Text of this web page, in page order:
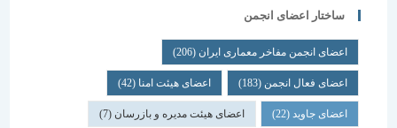
ساختار اعضای انجمن
اعضای انجمن مفاخر معماری ایران (206)
اعضای فعال انجمن(183) اعضای هیئت امنا(42)
اعضای جاوید(22) اعضای هیئت مدیره و بازرسان(7)